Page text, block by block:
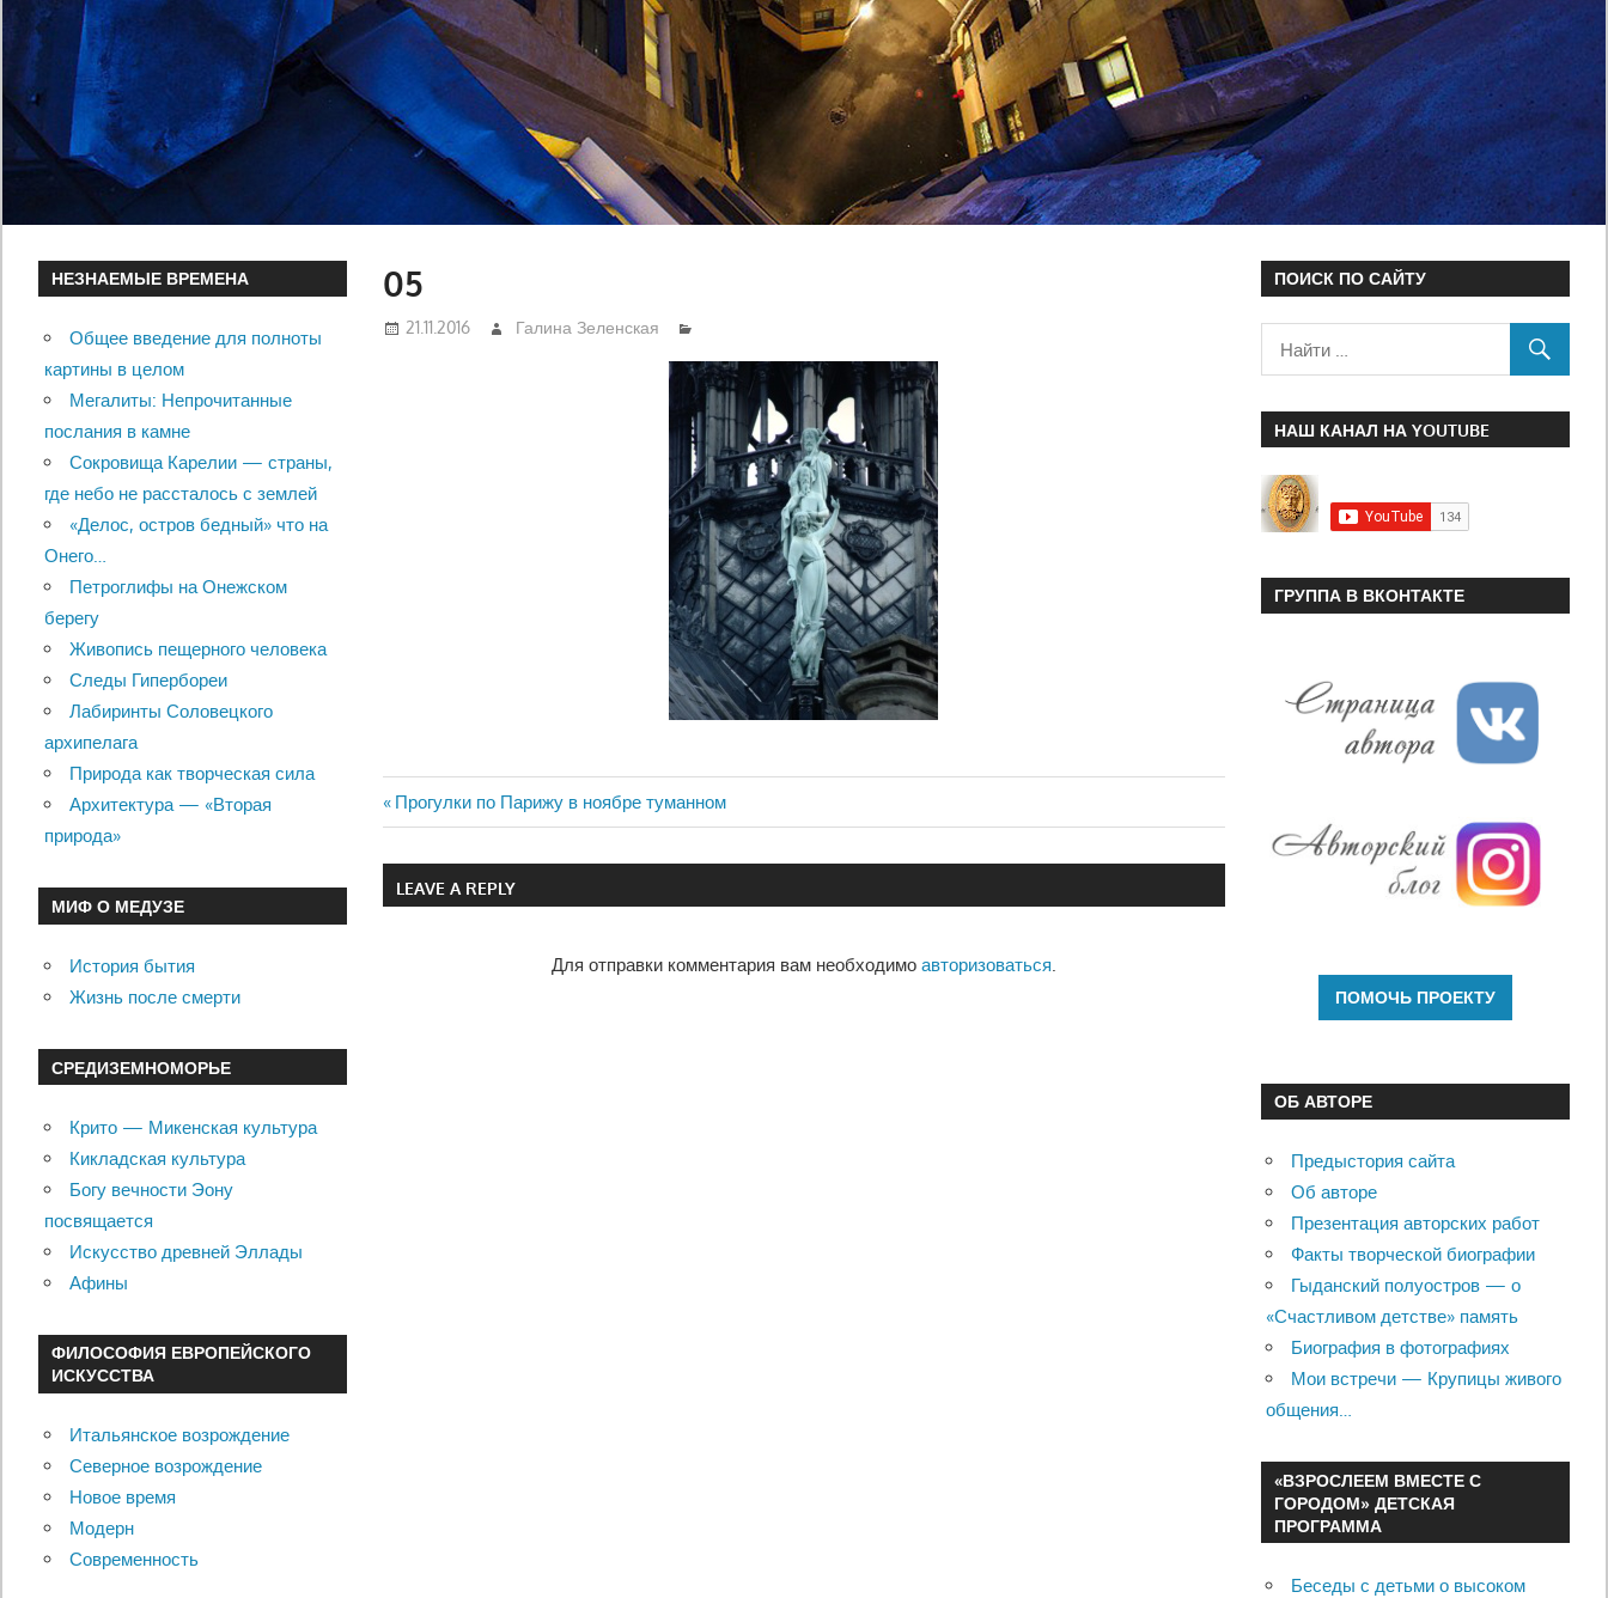
05
21.11.2016 Галина Зеленская
Навигация
по
Previous
Post:
Прогулки по Парижу в ноябре туманном
LEAVE A REPLY
Для отправки комментария вам необходимо авторизоваться.
НЕЗНАЕМЫЕ ВРЕМЕНА
Общее введение для полноты
картины в целом
Мегалиты: Непрочитанные
послания в камне
Сокровища Карелии — страны,
где небо не рассталось с землей
«Делос, остров бедный» что на
Онего…
Петроглифы на Онежском
берегу
Живопись пещерного человека
Следы Гипербореи
Лабиринты Соловецкого
архипелага
Природа как творческая сила
Архитектура — «Вторая
природа»
МИФ О МЕДУЗЕ
История бытия
Жизнь после смерти
СРЕДИЗЕМНОМОРЬЕ
Крито — Микенская культура
Кикладская культура
Богу вечности Эону
посвящается
Искусство древней Эллады
Афины
ФИЛОСОФИЯ ЕВРОПЕЙСКОГО
ИСКУССТВА
Итальянское возрождение
Северное возрождение
Новое время
Модерн
Современность
ПОИСК ПО САЙТУ
НАШ КАНАЛ НА YOUTUBE
ГРУППА В ВКОНТАКТЕ
ОБ АВТОРЕ
Предыстория сайта
Об авторе
Презентация авторских работ
Факты творческой биографии
Гыданский полуостров — о
«Счастливом детстве» память
Биография в фотографиях
Мои встречи — Крупицы живого
общения…
«ВЗРОСЛЕЕМ ВМЕСТЕ С
ГОРОДОМ» ДЕТСКАЯ
ПРОГРАММА
Беседы с детьми о высоком